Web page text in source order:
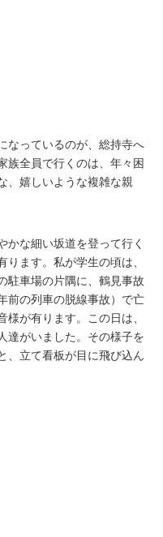
なっているのが、総持寺へ
族全員で行くのは、年々困
、嬉しいような複雑な親
かな細い坂道を登って行く
ります。私が学生の頃は、
駐車場の片隅に、鶴見事故
前の列車の脱線事故）で亡
様が有ります。この日は、
達がいました。その様子を
、立て看板が目に飛び込ん